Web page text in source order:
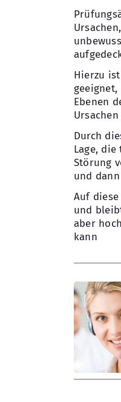
Hierzu
Ebenen
Durch
Lage,
Störung
und
Auf
und
aber
kann